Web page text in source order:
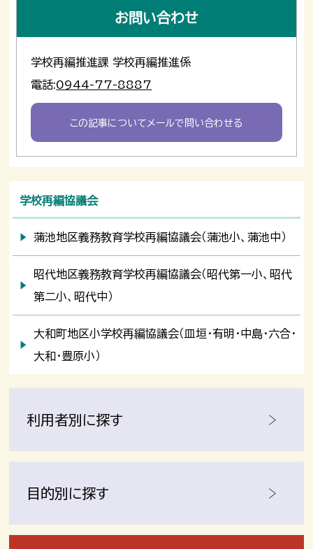
お問い合わせ
学校再編推進課 学校再編推進係
電話:0944-77-8887
この記事についてメールで問い合わせる
学校再編協議会
蒲池地区義務教育学校再編協議会（蒲池小、蒲池中）
昭代地区義務教育学校再編協議会（昭代第一小、昭代
第二小、昭代中）
大和町地区小学校再編協議会（皿垣・有明・中島・六合・
大和・豊原小）
利用者別に探す
目的別に探す